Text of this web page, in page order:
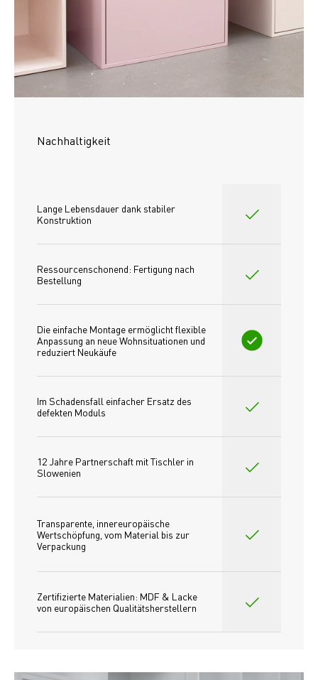
Nachhaltigkeit
Lange Lebensdauer dank stabiler
Konstruktion
Ressourcenschonend: Fertigung nach
Bestellung
Die einfache Montage ermöglicht flexible
Anpassung an neue Wohnsituationen und
reduziert Neukäufe
Im Schadensfall einfacher Ersatz des
defekten Moduls
12 Jahre Partnerschaft mit Tischler in
Slowenien
Transparente, innereuropäische
Wertschöpfung, vom Material bis zur
Verpackung
Zertifizierte Materialien: MDF & Lacke
von europäischen Qualitätsherstellern